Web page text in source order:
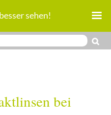
sehen!
bei